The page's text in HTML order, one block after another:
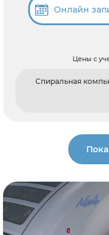
Онлайн
Цены с
Спиральная